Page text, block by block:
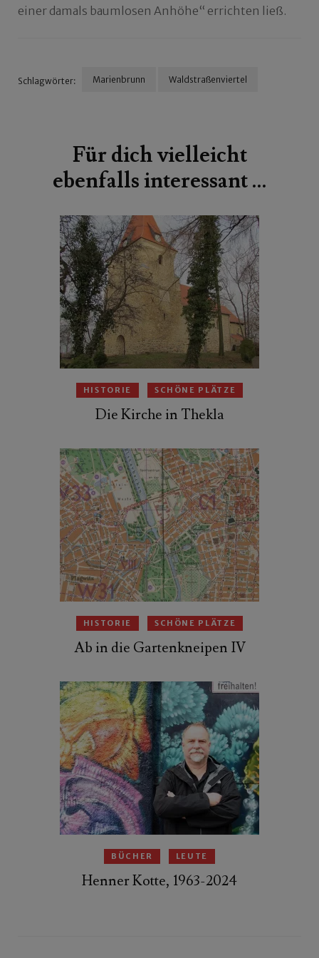
einer damals baumlosen Anhöhe“ errichten ließ.
Schlagwörter: Marienbrunn Waldstraßenviertel
Für dich vielleicht
ebenfalls interessant …
HISTORIE SCHÖNE PLÄTZE
Die Kirche in Thekla
HISTORIE SCHÖNE PLÄTZE
Ab in die Gartenkneipen IV
BÜCHER LEUTE
Henner Kotte, 1963-2024